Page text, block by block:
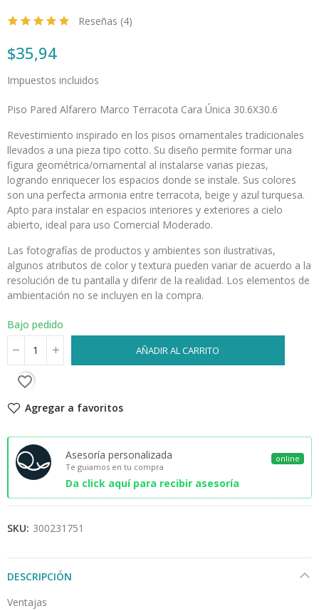
Reseñas (4)
$35,94
Impuestos incluidos
Piso Pared Alfarero Marco Terracota Cara Única 30.6X30.6
Revestimiento inspirado en los pisos ornamentales tradicionales
llevados a una pieza tipo cotto. Su diseño permite formar una
figura geométrica/ornamental al instalarse varias piezas,
logrando enriquecer los espacios donde se instale. Sus colores
son una perfecta armonia entre terracota, beige y azul turquesa.
Apto para instalar en espacios interiores y exteriores a cielo
abierto, ideal para uso Comercial Moderado.
Las fotografías de productos y ambientes son ilustrativas,
algunos atributos de color y textura pueden variar de acuerdo a la
resolución de tu pantalla y diferir de la realidad. Los elementos de
ambientación no se incluyen en la compra.
Bajo pedido
AÑADIR AL CARRITO
favorite_border
Agregar a favoritos
Asesoría personalizada
Te guiamos en tu compra
Da click aquí para recibir asesoría
online
SKU: 300231751
DESCRIPCIÓN
Ventajas